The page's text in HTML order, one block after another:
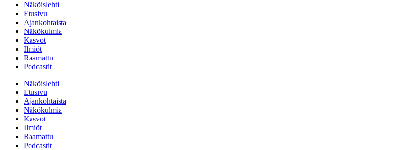
Näköislehti
Etusivu
Ajankohtaista
Näkökulmia
Kasvot
Ilmiöt
Raamattu
Podcastit
Näköislehti
Etusivu
Ajankohtaista
Näkökulmia
Kasvot
Ilmiöt
Raamattu
Podcastit